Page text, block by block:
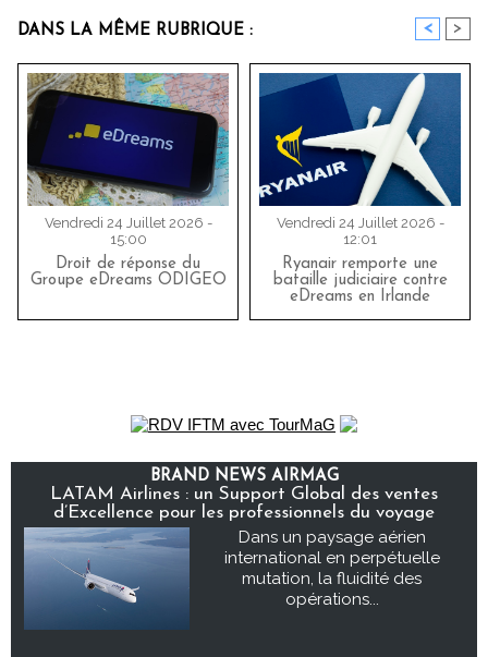
DANS LA MÊME RUBRIQUE : < >
Vendredi 24 Juillet 2026 -
15:00
Droit de réponse du
Groupe eDreams ODIGEO
Vendredi 24 Juillet 2026 -
12:01
Ryanair remporte une
bataille judiciaire contre
eDreams en Irlande
BRAND NEWS AIRMAG
LATAM Airlines : un Support Global des ventes
d’Excellence pour les professionnels du voyage
Dans un paysage aérien
international en perpétuelle
mutation, la fluidité des
opérations...